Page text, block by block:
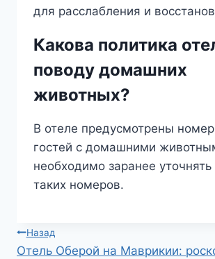
для расслабления и
Какова политика
поводу домашних
животных?
В отеле предусмотрены
гостей с домашними
необходимо заранее
таких номеров.
Навигация
Назад
Отель Оберой на Маврикии: